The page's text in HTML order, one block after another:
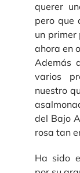
querer
pero que
un primer
ahora en
Además
varios
nuestro
del Bajo
rosa tan
Ha sido